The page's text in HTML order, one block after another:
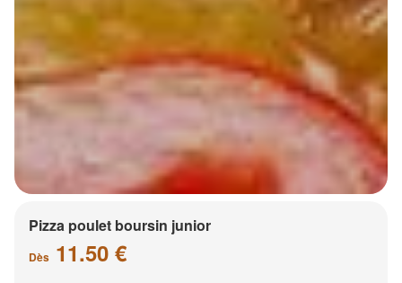
Pizza poulet boursin junior
Dès 11.50 €